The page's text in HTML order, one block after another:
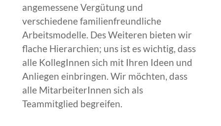
angemessene Vergütung und
verschiedene familienfreundliche
Arbeitsmodelle. Des Weiteren bieten wir
flache Hierarchien; uns ist es wichtig, dass
alle KollegInnen sich mit Ihren Ideen und
Anliegen einbringen. Wir möchten, dass
alle MitarbeiterInnen sich als
Teammitglied begreifen.